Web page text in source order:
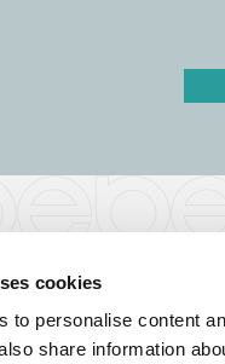
cookies
to personalise content
share information
o